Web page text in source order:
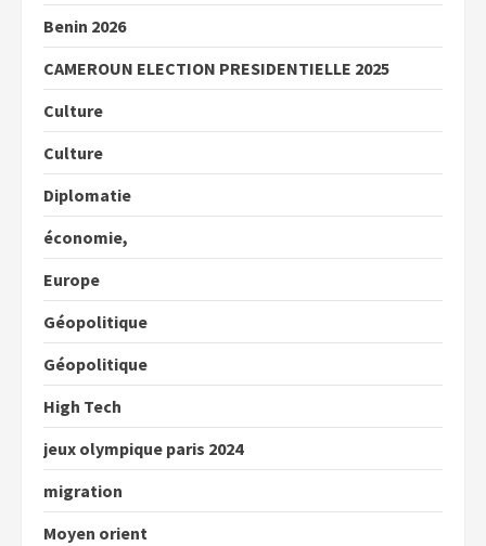
Benin 2026
CAMEROUN ELECTION PRESIDENTIELLE 2025
Culture
Culture
Diplomatie
économie,
Europe
Géopolitique
Géopolitique
High Tech
jeux olympique paris 2024
migration
Moyen orient